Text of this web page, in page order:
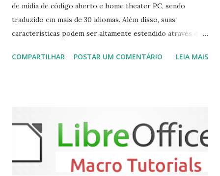
de mídia de código aberto e home theater PC, sendo
traduzido em mais de 30 idiomas. Além disso, suas
características podem ser altamente estendido através de
(personal video recorder). A versão final do Kodi 19.5
sudo apt-get install kodi Use o comando a seguir para
instalar codecs de áudio e outros complementos,
executando: $ sudo apt-get install --install-suggests
kodi Para remover, execute: $ sudo apt-get remove
COMPARTILHAR POSTAR UM COMENTÁRIO LEIA MAIS